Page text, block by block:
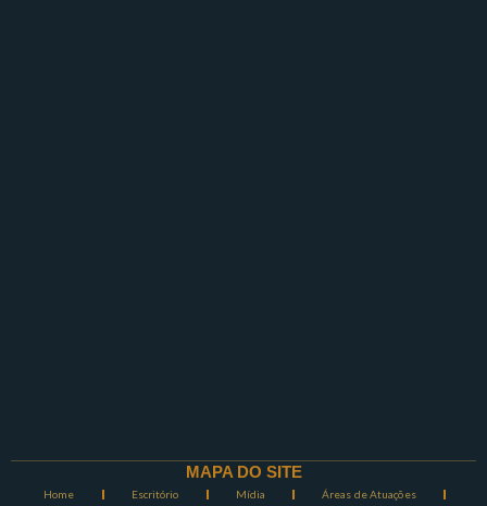
MAPA DO SITE
Home Escritório Mídia Áreas de Atuações